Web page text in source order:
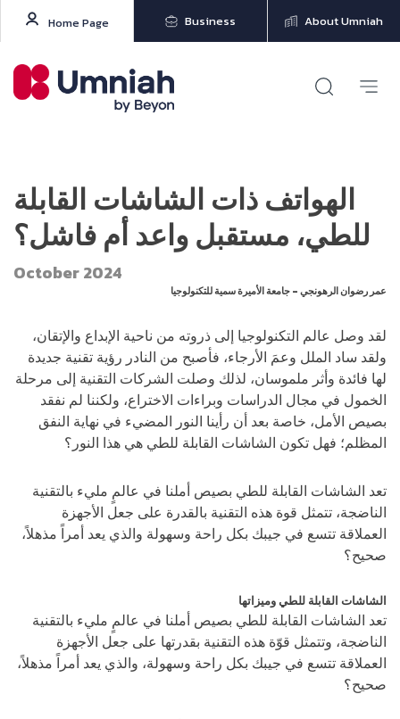
Home Page Business About Umniah
الهواتف ذات الشاشات القابلة
للطي، مستقبل واعد أم فاشل؟
October 2024
عمر رضوان الرهونجي – جامعة الأميرة سمية للتكنولوجيا
لقد وصل عالم التكنولوجيا إلى ذروته من ناحية الإبداع والإتقان،
ولقد ساد الملل وعمَ الأرجاء، فأصبح من النادر رؤية تقنية جديدة
لها فائدة وأثر ملموسان، لذلك وصلت الشركات التقنية إلى مرحلة
الخمول في مجال الدراسات وبراءات الاختراع، ولكننا لم نفقد
بصيص الأمل، خاصة بعد أن رأينا النور المضيء في نهاية النفق
المظلم؛ فهل تكون الشاشات القابلة للطي هي هذا النور؟
تعد الشاشات القابلة للطي بصيص أملنا في عالمٍ مليء بالتقنية
الناضجة، تتمثل قوة هذه التقنية بالقدرة على جعل الأجهزة
العملاقة تتسع في جيبك بكل راحة وسهولة والذي يعد أمراً مذهلاً،
صحيح؟
الشاشات القابلة للطي وميزاتها
تعد الشاشات القابلة للطي بصيص أملنا في عالمٍ مليء بالتقنية
الناضجة، وتتمثل قوّة هذه التقنية بقدرتها على جعل الأجهزة
العملاقة تتسع في جيبك بكل راحة وسهولة، والذي يعد أمراً مذهلاً،
صحيح؟